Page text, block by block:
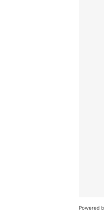
Powered